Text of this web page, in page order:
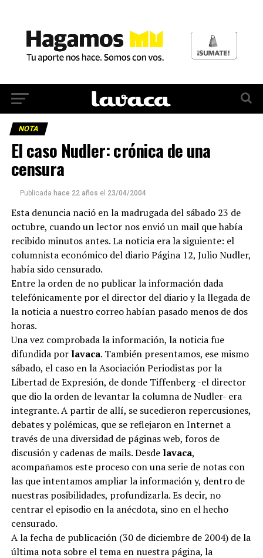
NOTA
El caso Nudler: crónica de una
censura
Publicada hace 22 años el 23/04/2004
Esta denuncia nació en la madrugada del sábado 23 de
octubre, cuando un lector nos envió un mail que había
recibido minutos antes. La noticia era la siguiente: el
columnista económico del diario Página 12, Julio Nudler,
había sido censurado.
Entre la orden de no publicar la información dada
telefónicamente por el director del diario y la llegada de
la noticia a nuestro correo habían pasado menos de dos
horas.
Una vez comprobada la información, la noticia fue
difundida por lavaca. También presentamos, ese mismo
sábado, el caso en la Asociación Periodistas por la
Libertad de Expresión, de donde Tiffenberg -el director
que dio la orden de levantar la columna de Nudler- era
integrante. A partir de allí, se sucedieron repercusiones,
debates y polémicas, que se reflejaron en Internet a
través de una diversidad de páginas web, foros de
discusión y cadenas de mails. Desde lavaca,
acompañamos este proceso con una serie de notas con
las que intentamos ampliar la información y, dentro de
nuestras posibilidades, profundizarla. Es decir, no
centrar el episodio en la anécdota, sino en el hecho
censurado.
A la fecha de publicación (30 de diciembre de 2004) de la
última nota sobre el tema en nuestra página, la